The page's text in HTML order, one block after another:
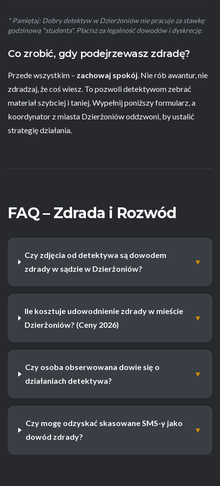
* Pamiętaj: Dobry detektyw w Dzierżoniów nie pracuje za stawkę
godzinową "studenta". Płacisz za legalność dowodów i dyskrecję.
Co zrobić, gdy podejrzewasz zdradę?
Przede wszystkim – zachowaj spokój. Nie rób awantur, nie
zdradzaj, że coś wiesz. To pozwoli detektywom zebrać
materiał szybciej i taniej. Wypełnij poniższy formularz, a
koordynator z miasta Dzierżoniów oddzwoni, by ustalić
strategię działania.
FAQ – Zdrada i Rozwód
Czy zdjęcia od detektywa są dowodem
zdrady w sądzie w Dzierżoniów?
▼
Ile kosztuje udowodnienie zdrady w mieście
Dzierżoniów? (Ceny 2026)
▼
Czy osoba obserwowana dowie się o
działaniach detektywa?
▼
Czy mogę odzyskać skasowane SMS-y jako
dowód zdrady?
▼